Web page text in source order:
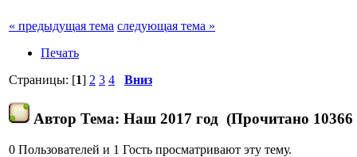
« предыдущая тема следующая тема »
Печать
Страницы: [1] 2 3 4 Вниз
Автор Тема: Наш 2017 год (Прочитано 10366
0 Пользователей и 1 Гость просматривают эту тему.